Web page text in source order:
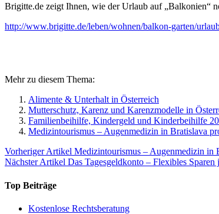
Brigitte.de zeigt Ihnen, wie der Urlaub auf „Balkonien“
http://www.brigitte.de/leben/wohnen/balkon-garten/
Mehr zu diesem Thema:
Alimente & Unterhalt in Österreich
Mutterschutz, Karenz und Karenzmodelle in
Familienbeihilfe, Kindergeld und Kinderbeihilfe
Medizintourismus – Augenmedizin in Bratislava
Vorheriger Artikel Medizintourismus – Augenmedizin in
Nächster Artikel Das Tagesgeldkonto – Flexibles Sparen
Top Beiträge
Kostenlose Rechtsberatung